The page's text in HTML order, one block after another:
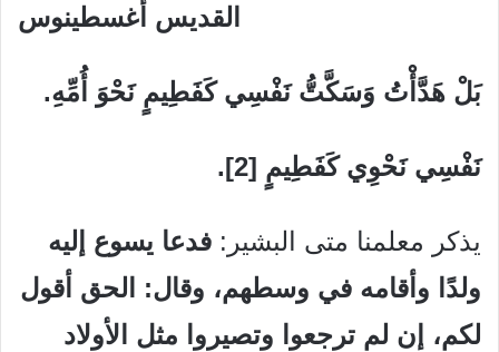
القديس أغسطينوس
بَلْ هَدَّأْتُ وَسَكَّتُّ نَفْسِي كَفَطِيمٍ نَحْوَ أُمِّهِ.
نَفْسِي نَحْوِي كَفَطِيمٍ [2].
يذكر معلمنا متى البشير: فدعا يسوع إليه
ولدًا وأقامه في وسطهم، وقال: الحق أقول
لكم، إن لم ترجعوا وتصيروا مثل الأولاد